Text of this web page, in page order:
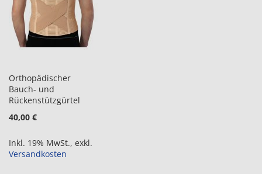
Orthopädischer
Bauch- und
Rückenstützgürtel
40,00 €
Inkl. 19% MwSt., exkl.
Versandkosten